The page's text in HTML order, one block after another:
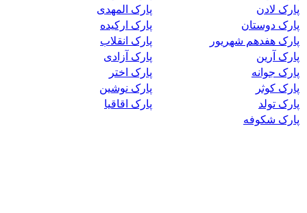
پارک لادن
پارک المهدی
پارک دوستان
پارک ارکیده
پارک هفدهم شهریور
پارک انقلاب
پارک آرین
پارک آزادی
پارک جوانه
پارک اختر
پارک کوثر
پارک نوشین
پارک تولد
پارک اقاقیا
پارک شکوفه